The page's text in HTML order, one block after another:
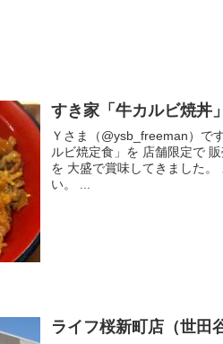
すき家「牛カルビ焼丼
Ｙさま（@ysb_freeman）です。 すき家が 「牛カルビ焼丼
ルビ焼定食」を 店舗限定で
を 大盛で賞味してきました。 よろしければ最後までお付き合い下さ
ライフ桜新町店（世田